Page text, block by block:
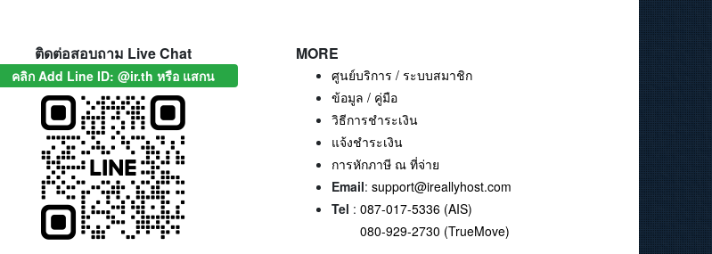
ติดต่อสอบถาม Live Chat
คลิก Add Line ID: @ir.th หรือ แสกน
MORE
ศูนย์บริการ / ระบบสมาชิก
ข้อมูล / คู่มือ
วิธีการชำระเงิน
แจ้งชำระเงิน
การหักภาษี ณ ที่จ่าย
Email: support@ireallyhost.com
Tel : 087-017-5336 (AIS)
080-929-2730 (TrueMove)